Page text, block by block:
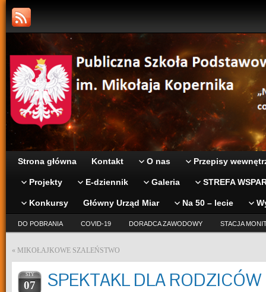
Strona główna Kontakt O nas Przepisy
Projekty E-dziennik Galeria STREFA
Konkursy Główny Urząd Miar Na 50 – lecie
DO POBRANIA COVID-19 DORADCA ZAWODOWY STACJA
« MIKOŁAJKOWE SZALEŃSTWO
STY
07 SPEKTAKL DLA RODZICÓW